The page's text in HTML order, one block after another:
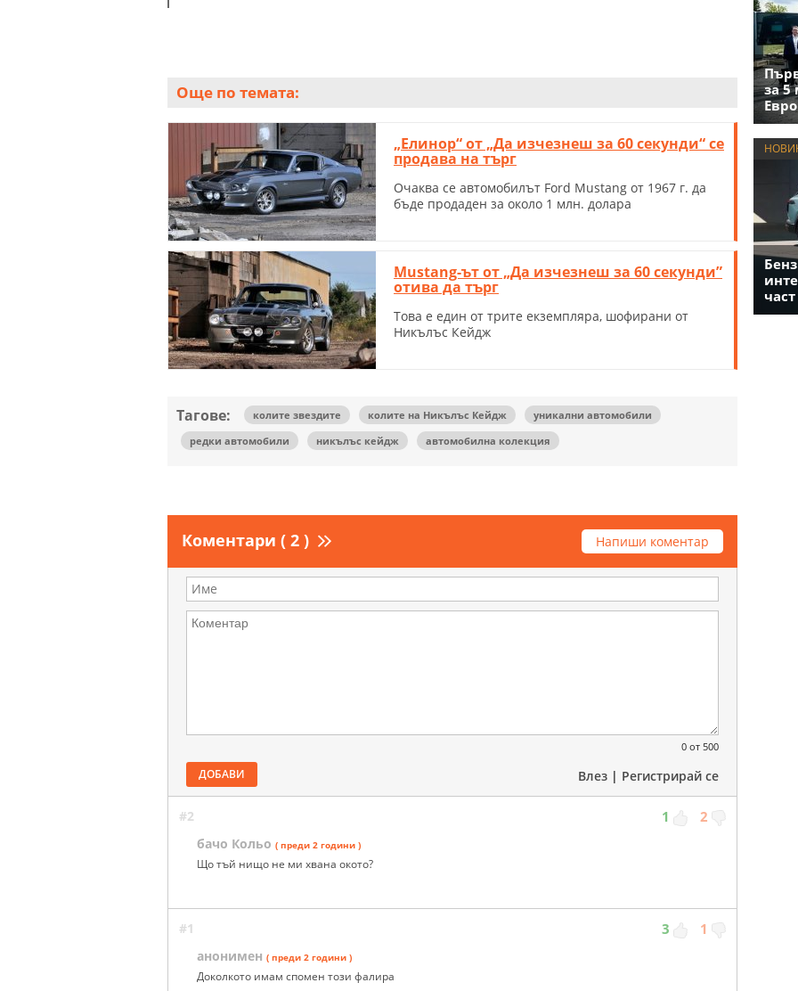
Още по темата:
„Елинор“ от „Да изчезнеш за 60 секунди“ се
продава на търг
Очаква се автомобилът Ford Mustang от 1967 г. да
бъде продаден за около 1 млн. долара
Mustang-ът от „Да изчезнеш за 60 секунди”
отива да търг
Това е един от трите екземпляра, шофирани от
Никълъс Кейдж
Тагове: колите звездите колите на Никълъс Кейдж
уникални автомобили
редки автомобили
никълъс кейдж автомобилна колекция
Коментари ( 2 ) Напиши коментар
0 от 500
ДОБАВИ Влез | Регистрирай се
#2 1 2
бачо Кольо ( преди 2 години )
Що тъй нищо не ми хвана окото?
#1 3 1
анонимен ( преди 2 години )
Доколкото имам спомен този фалира
за 5
част